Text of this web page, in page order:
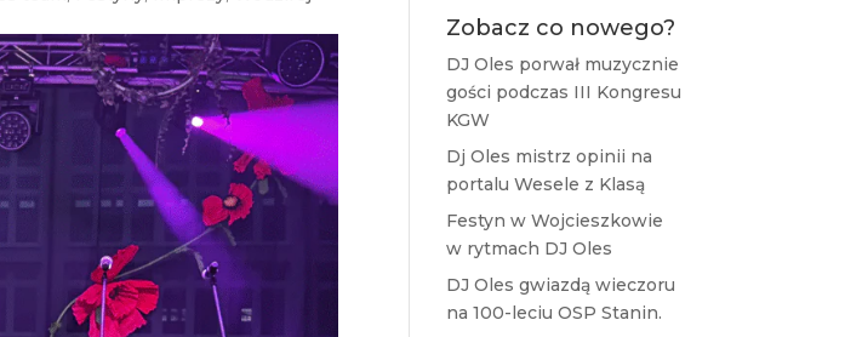
Zobacz co nowego?
DJ Oles porwał muzycznie
gości podczas III Kongresu
KGW
Dj Oles mistrz opinii na
portalu Wesele z Klasą
Festyn w Wojcieszkowie
w rytmach DJ Oles
DJ Oles gwiazdą wieczoru
na 100-leciu OSP Stanin.